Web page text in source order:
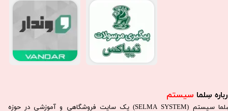
سِلما سیستم​​​​​​​
سِلما سيستم (SELMA SYSTEM) یک سایت فروشگاهی و آموزشی در حوزه